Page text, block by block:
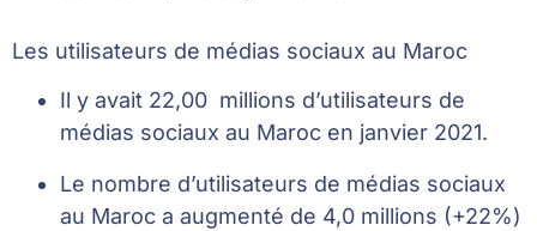
Les utilisateurs de médias sociaux au Maroc
Il y avait 22,00 millions d’utilisateurs de
médias sociaux au Maroc en janvier 2021.
Le nombre d’utilisateurs de médias sociaux
au Maroc a augmenté de 4,0 millions (+22%)